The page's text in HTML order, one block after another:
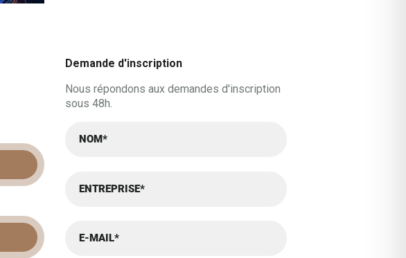
Demande d'inscription
Nous répondons aux demandes d'inscription
sous 48h.